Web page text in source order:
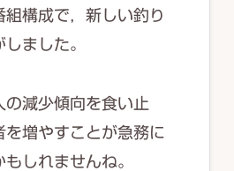
組構成で，新しい釣り
ました。
の減少傾向を食い止
を増やすことが急務に
しれませんね。